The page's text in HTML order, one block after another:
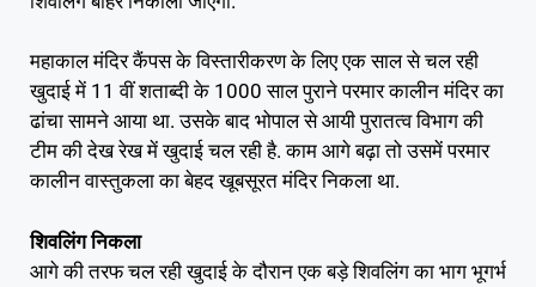
महाकाल मंदिर कैंपस के विस्तारीकरण के लिए एक साल से चल रही
खुदाई में 11 वीं शताब्दी के 1000 साल पुराने परमार कालीन मंदिर का
ढांचा सामने आया था. उसके बाद भोपाल से आयी पुरातत्व विभाग की
टीम की देख रेख में खुदाई चल रही है. काम आगे बढ़ा तो उसमें परमार
कालीन वास्तुकला का बेहद खूबसूरत मंदिर निकला था.
शिवलिंग निकला
आगे की तरफ चल रही खुदाई के दौरान एक बड़े शिवलिंग का भाग भूगर्भ